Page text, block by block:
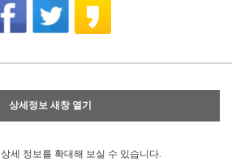
상세정보 새창 열기
상세 정보를 확대해 보실 수 있습니다.